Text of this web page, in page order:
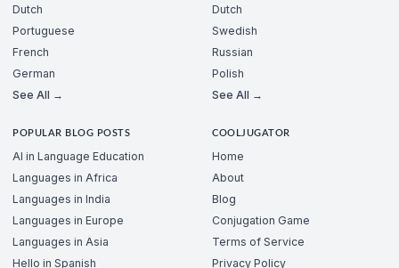
Dutch
Portuguese
French
German
See All →
Dutch
Swedish
Russian
Polish
See All →
POPULAR BLOG POSTS
AI in Language Education
Languages in Africa
Languages in India
Languages in Europe
Languages in Asia
Hello in Spanish
COOLJUGATOR
Home
About
Blog
Conjugation Game
Terms of Service
Privacy Policy